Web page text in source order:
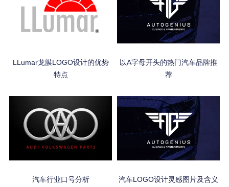
LLumar龙膜LOGO设计的优势
特点
以A字母开头的热门汽车品牌推
荐
汽车行业口号分析 汽车LOGO设计灵感图片及含义